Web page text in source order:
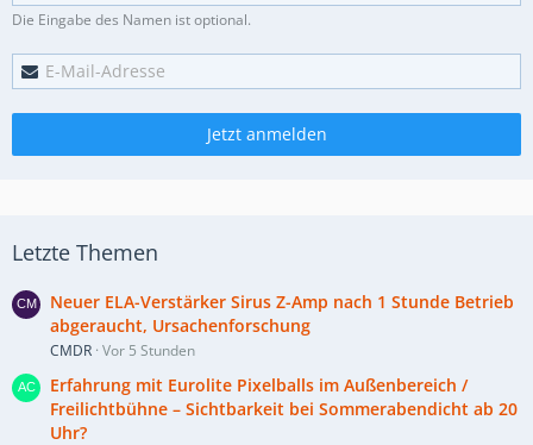
Die Eingabe des Namen ist optional.
Jetzt anmelden
Letzte Themen
Neuer ELA-Verstärker Sirus Z-Amp nach 1 Stunde Betrieb
abgeraucht, Ursachenforschung
CMDR Vor 5 Stunden
Erfahrung mit Eurolite Pixelballs im Außenbereich /
Freilichtbühne – Sichtbarkeit bei Sommerabendicht ab 20
Uhr?